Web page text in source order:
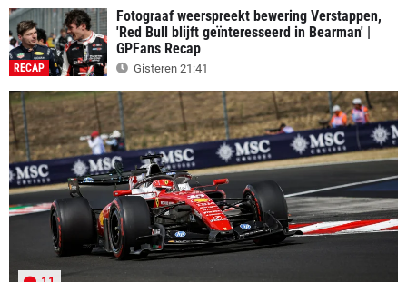
RECAP
Fotograaf weerspreekt bewering Verstappen,
'Red Bull blijft geïnteresseerd in Bearman' |
GPFans Recap
Gisteren 21:41